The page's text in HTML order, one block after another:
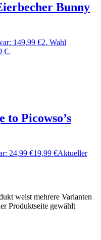
Bunny
149,99 €2. Wahl
€.
to Picowso’s
24,99 €19,99 €Aktueller
weist mehrere Varianten
Produktseite gewählt